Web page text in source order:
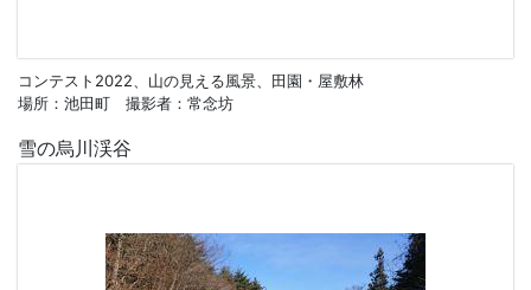
コンテスト2022、山の見える風景、田園・屋敷林
場所：池田町 撮影者：常念坊
雪の烏川渓谷